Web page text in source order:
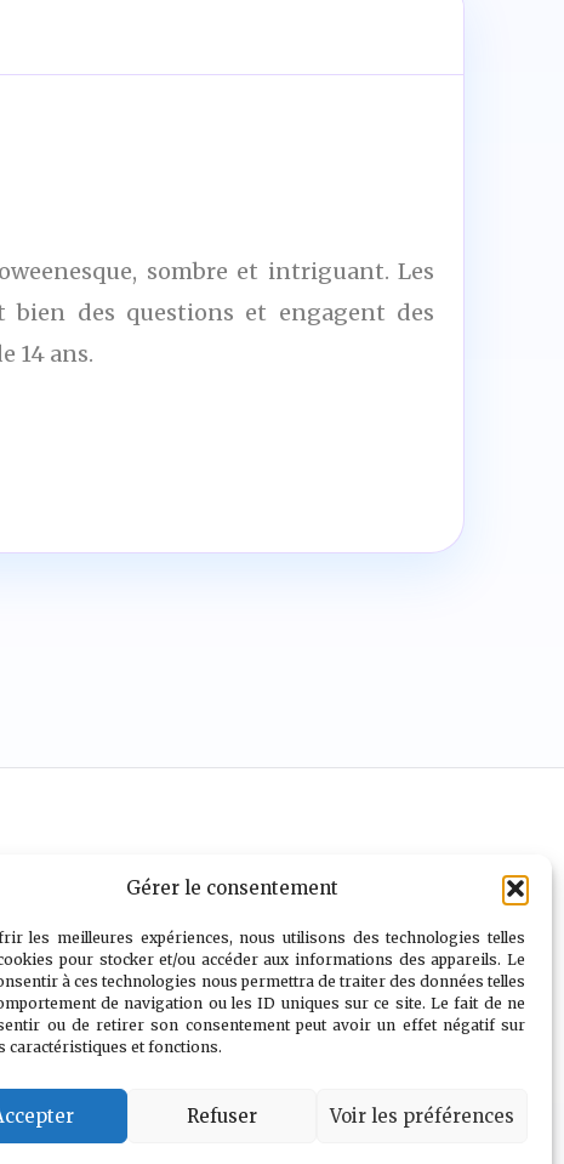
Gérer le consentement
les meilleures expériences, nous utilisons des technologies telles
pour stocker et/ou accéder aux informations des appareils. Le
à ces technologies nous permettra de traiter des données telles
de navigation ou les ID uniques sur ce site. Le fait de ne
ou de retirer son consentement peut avoir un effet négatif sur
caractéristiques et fonctions.
Refuser Voir les préférences
sombre et intriguant. Les
bien des questions et engagent des
14 ans.
info@geekandchill.com